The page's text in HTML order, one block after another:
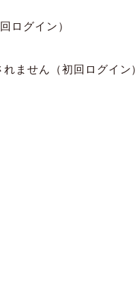
ログイン）
ません（初回ログイン）